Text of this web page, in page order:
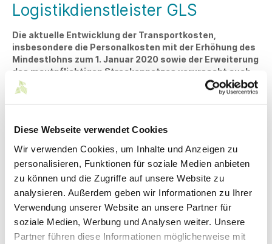
Diese Webseite verwendet Cookies
Wir verwenden Cookies, um Inhalte und Anzeigen zu
personalisieren, Funktionen für soziale Medien anbieten
zu können und die Zugriffe auf unsere Website zu
analysieren. Außerdem geben wir Informationen zu Ihrer
Verwendung unserer Website an unsere Partner für
soziale Medien, Werbung und Analysen weiter. Unsere
Partner führen diese Informationen möglicherweise mit
Logistikdienstleister GLS
Die aktuelle Entwicklung der Transportkosten,
insbesondere die Personalkosten mit der Erhöhung des
Mindestlohns zum 1. Januar 2020 sowie der Erweiterung
des mautpflichtigen Streckennetzes verursacht auch
für die Logistikunternehmen Kostensteigerungen, die
eine Preisanpassung im neuen Jahr erforderlich
machen.
Unser Logistikdienstleister wird ab dem
Zur Verfügung stehende Kapazitäten werden durch die
gute wirtschaftliche Entwicklung der Branche zunehmend
knapper und teurer. Besonders Personal, vor allem Fahrer,
sind eine kritische Ressource, und auch die
Verkehrssituation mit immer mehr Staukilometern wird
zunehmend schwieriger. Um den aktuellen und kommenden
Herausforderungen in optimaler Weise zu begegnen, hat